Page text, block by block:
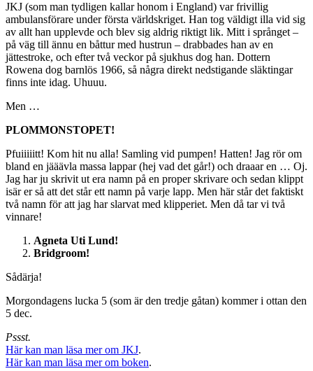
JKJ (som man tydligen kallar honom i England) var frivillig
ambulansförare under första världskriget. Han tog väldigt illa vid sig
av allt han upplevde och blev sig aldrig riktigt lik. Mitt i språnget –
på väg till ännu en båttur med hustrun – drabbades han av en
jättestroke, och efter två veckor på sjukhus dog han. Dottern
Rowena dog barnlös 1966, så några direkt nedstigande släktingar
finns inte idag. Uhuuu.
Men …
PLOMMONSTOPET!
Pfuiiiiitt! Kom hit nu alla! Samling vid pumpen! Hatten! Jag rör om
bland en jääävla massa lappar (hej vad det går!) och draaar en … Oj.
Jag har ju skrivit ut era namn på en proper skrivare och sedan klippt
isär er så att det står ett namn på varje lapp. Men här står det faktiskt
två namn för att jag har slarvat med klipperiet. Men då tar vi två
vinnare!
Agneta Uti Lund!
Bridgroom!
Sådärja!
Morgondagens lucka 5 (som är den tredje gåtan) kommer i ottan den
5 dec.
Pssst.
Här kan man läsa mer om JKJ.
Här kan man läsa mer om boken.